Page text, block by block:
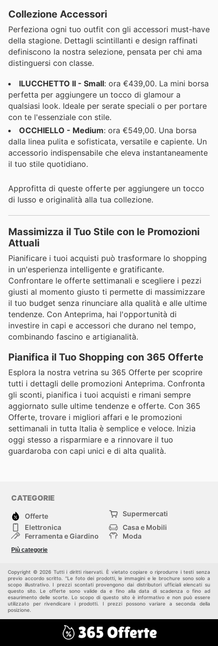
Collezione Accessori
Perfeziona ogni tuo outfit con gli accessori must-have
della stagione. Dettagli scintillanti e design raffinati
definiscono la nostra selezione, pensata per chi ama
distinguersi con classe.
ILUCCHETTO II - Small: ora €439,00. La mini borsa
perfetta per aggiungere un tocco di glamour a
qualsiasi look. Ideale per serate speciali o per portare
con te l'essenziale con stile.
OCCHIELLO - Medium: ora €549,00. Una borsa
dalla linea pulita e sofisticata, versatile e capiente. Un
accessorio indispensabile che eleva instantaneamente
il tuo stile quotidiano.
Approfitta di queste offerte per aggiungere un tocco
di lusso e originalità alla tua collezione.
Massimizza il Tuo Stile con le Promozioni
Attuali
Pianificare i tuoi acquisti può trasformare lo shopping
in un'esperienza intelligente e gratificante.
Confrontare le offerte settimanali e scegliere i pezzi
giusti al momento giusto ti permette di massimizzare
il tuo budget senza rinunciare alla qualità e alle ultime
tendenze. Con Anteprima, hai l'opportunità di
investire in capi e accessori che durano nel tempo,
combinando fascino e artigianalità.
Pianifica il Tuo Shopping con 365 Offerte
Esplora la nostra vetrina su 365 Offerte per scoprire
tutti i dettagli delle promozioni Anteprima. Confronta
gli sconti, pianifica i tuoi acquisti e rimani sempre
aggiornato sulle ultime tendenze e offerte. Con 365
Offerte, trovare i migliori affari e le promozioni
settimanali in tutta Italia è semplice e veloce. Inizia
oggi stesso a risparmiare e a rinnovare il tuo
guardaroba con capi unici e di alta qualità.
CATEGORIE
Offerte
Supermercati
Elettronica
Casa e Mobili
Ferramenta e Giardino
Moda
Bambini e Neonati
Più categorie
Copyright © 2026 Tutti i diritti riservati. È vietato copiare o riprodurre i testi senza
previo accordo scritto. "Le foto dei prodotti, le immagini e le brochure sono solo a
scopo illustrativo. I prezzi scontati provengono dai distributori ufficiali elencati su
questo sito. Le offerte sono valide da e fino alla data di scadenza o fino ad
esaurimento delle scorte. Lo scopo di questo sito è informativo e non può essere
utilizzato per rivendicare i prodotti. I prezzi possono variare a seconda della
posizione.